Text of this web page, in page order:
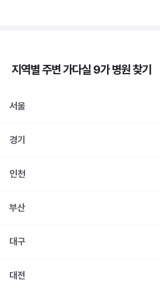
지역별 주변가다실 9가병원 찾기
서울
경기
인천
부산
대구
대전